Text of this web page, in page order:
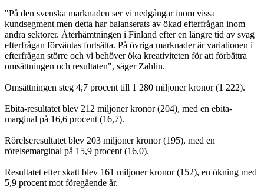
"På den svenska marknaden ser vi nedgångar inom vissa
kundsegment men detta har balanserats av ökad efterfrågan inom
andra sektorer. Återhämtningen i Finland efter en längre tid av svag
efterfrågan förväntas fortsätta. På övriga marknader är variationen i
efterfrågan större och vi behöver öka kreativiteten för att förbättra
omsättningen och resultaten", säger Zahlin.
Omsättningen steg 4,7 procent till 1 280 miljoner kronor (1 222).
Ebita-resultatet blev 212 miljoner kronor (204), med en ebita-
marginal på 16,6 procent (16,7).
Rörelseresultatet blev 203 miljoner kronor (195), med en
rörelsemarginal på 15,9 procent (16,0).
Resultatet efter skatt blev 161 miljoner kronor (152), en ökning med
5,9 procent mot föregående år.